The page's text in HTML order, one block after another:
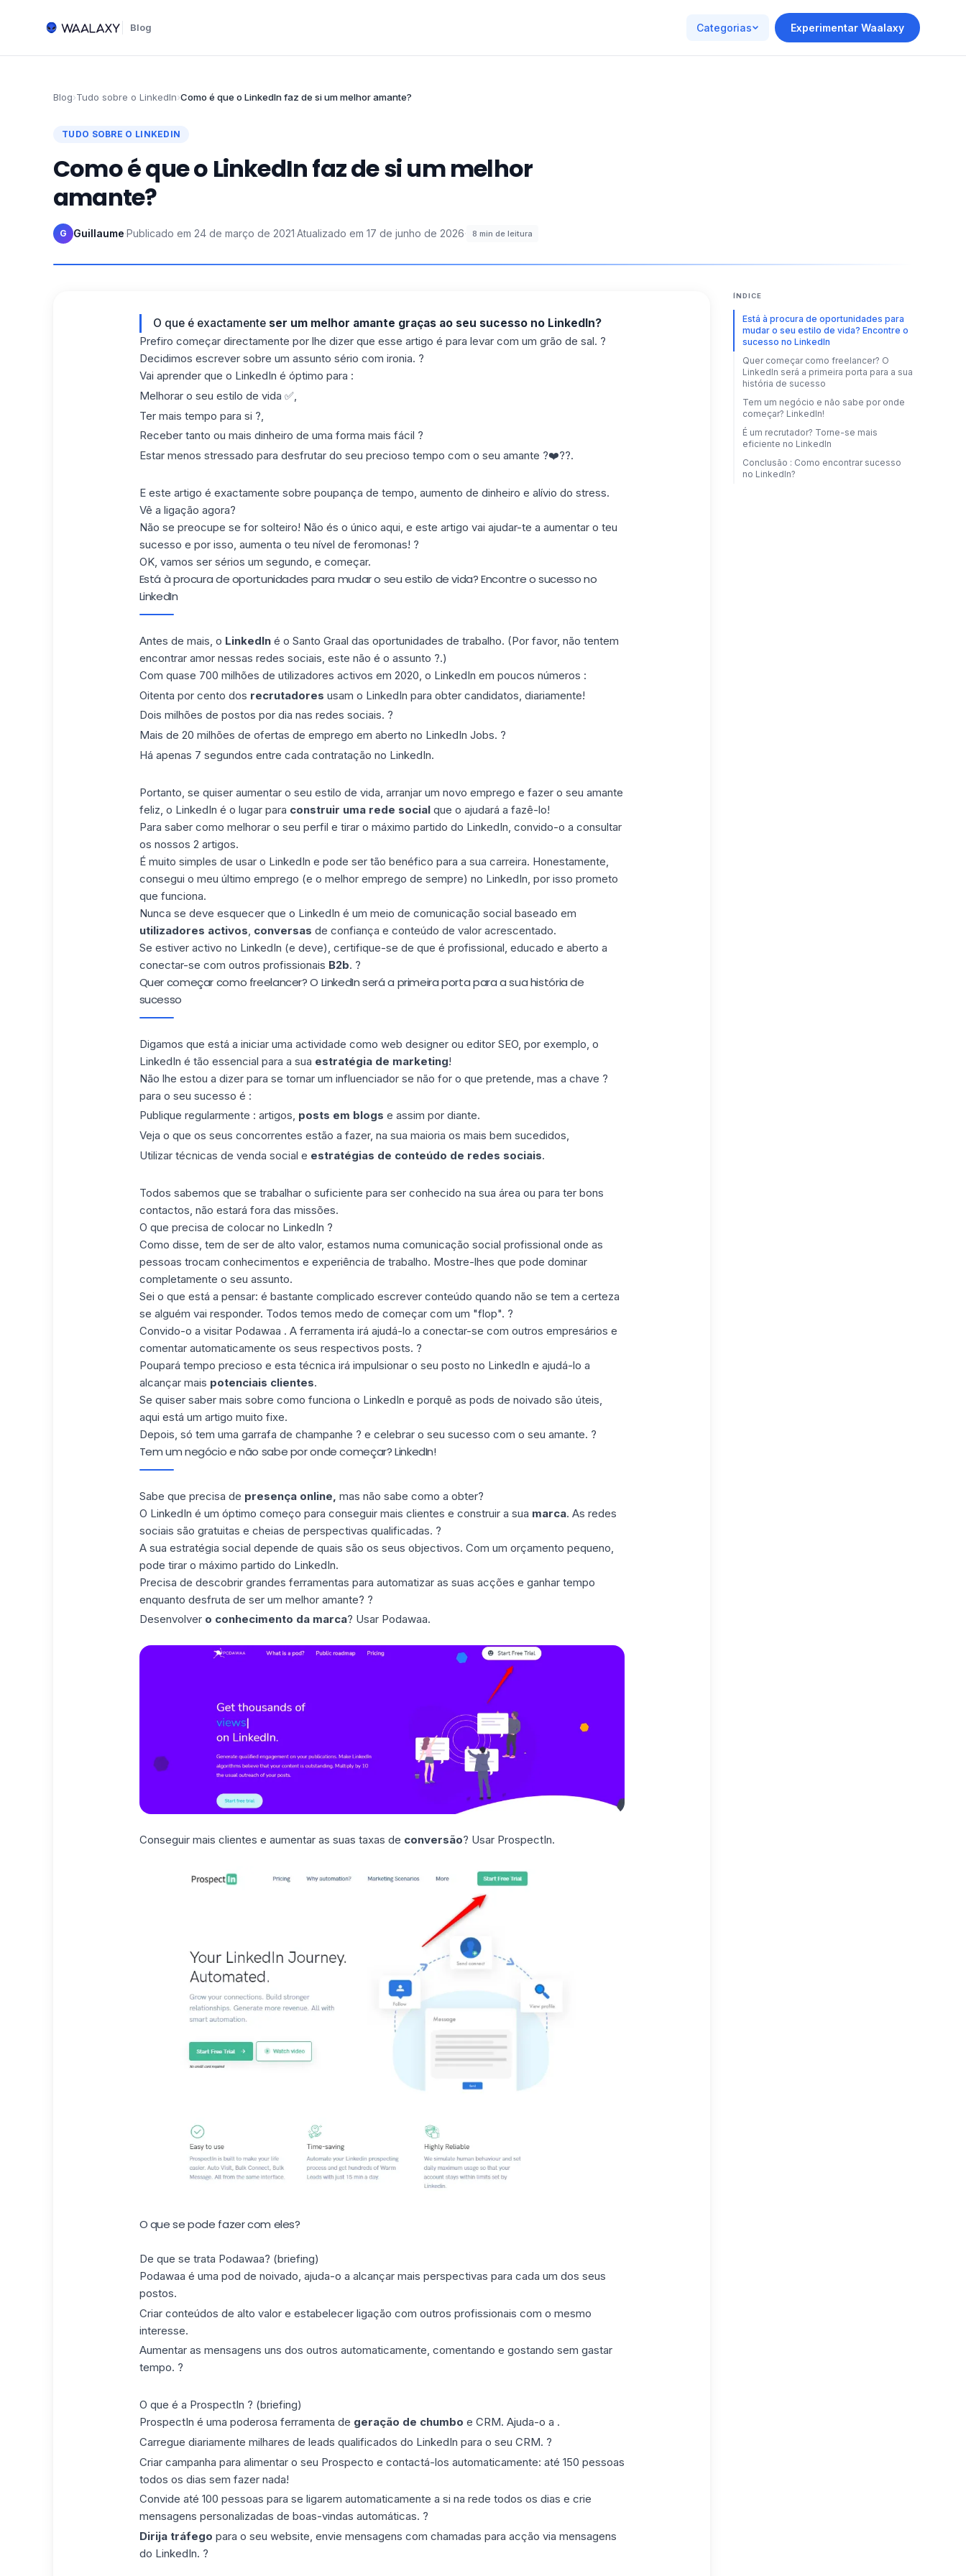
Blog Categorias Experimentar Waalaxy
Blog›Tudo sobre o LinkedIn›Como é que o LinkedIn faz de si um melhor amante?
TUDO SOBRE O LINKEDIN
Como é que o LinkedIn faz de si um melhor
amante?
G Guillaume·Publicado em 24 de março de 2021·Atualizado em 17 de junho de 2026· 8 min de leitura
O que é exactamente ser um melhor amante graças ao seu sucesso no LinkedIn?
Prefiro começar directamente por lhe dizer que esse artigo é para levar com um grão de sal. ?
Decidimos escrever sobre um assunto sério com ironia. ?
Vai aprender que o LinkedIn é óptimo para :
Melhorar o seu estilo de vida ✅,
Ter mais tempo para si ?,
Receber tanto ou mais dinheiro de uma forma mais fácil ?
Estar menos stressado para desfrutar do seu precioso tempo com o seu amante ?❤️??.
E este artigo é exactamente sobre poupança de tempo, aumento de dinheiro e alívio do stress.
Vê a ligação agora?
Não se preocupe se for solteiro! Não és o único aqui, e este artigo vai ajudar-te a aumentar o teu
sucesso e por isso, aumenta o teu nível de feromonas! ?
OK, vamos ser sérios um segundo, e começar.
Está à procura de oportunidades para mudar o seu estilo de vida? Encontre o sucesso no
LinkedIn
Antes de mais, o LinkedIné o Santo Graal das oportunidades de trabalho. (Por favor, não tentem
encontrar amor nessas redes sociais, este não é o assunto ?.)
Com quase 700 milhões de utilizadores activos em 2020, o LinkedIn em poucos números :
Oitenta por cento dos recrutadores usam o LinkedIn para obter candidatos, diariamente!
Dois milhões de postos por dia nas redes sociais. ?
Mais de 20 milhões de ofertas de emprego em aberto no LinkedIn Jobs. ?
Há apenas 7 segundos entre cada contratação no LinkedIn.
Portanto, se quiser aumentar o seu estilo de vida, arranjar um novo emprego e fazer o seu amante
feliz, o LinkedIn é o lugar para construir uma rede socialque o ajudará a fazê-lo!
Para saber como melhorar o seu perfil e tirar o máximo partido do LinkedIn , convido-o a consultar
os nossos 2 artigos.
É muito simples de usar o LinkedIn e pode ser tão benéfico para a sua carreira. Honestamente,
consegui o meu último emprego (e o melhor emprego de sempre) no LinkedIn, por isso prometo
que funciona.
Nunca se deve esquecer que o LinkedIn é um meio de comunicação social baseado em
utilizadores activos conversas de confiança e conteúdo de valor acrescentado.
Se estiver activo no LinkedIn (e deve), certifique-se de que é profissional, educado e aberto a
conectar-se com outros profissionais B2b. ?
Quer começar como freelancer? O LinkedIn será a primeira porta para a sua história de
sucesso
Digamos que está a iniciar uma actividade como web designer ou editor SEO, por exemplo, o
LinkedIn é tão essencial para a sua estratégia de marketing!
Não lhe estou a dizer para se tornar um influenciador se não for o que pretende, mas a chave ?
para o seu sucesso é :
Publique regularmente : artigos, posts em blogs e assim por diante.
Veja o que os seus concorrentes estão a fazer, na sua maioria os mais bem sucedidos,
Utilizar técnicas de venda social e estratégias de conteúdo de redes sociais.
Todos sabemos que se trabalhar o suficiente para ser conhecido na sua área ou para ter bons
contactos, não estará fora das missões.
O que precisa de colocar no LinkedIn ?
Como disse, tem de ser de alto valor, estamos numa comunicação social profissional onde as
pessoas trocam conhecimentos e experiência de trabalho. Mostre-lhes que pode dominar
completamente o seu assunto.
Sei o que está a pensar: é bastante complicado escrever conteúdo quando não se tem a certeza
se alguém vai responder. Todos temos medo de começar com um "flop". ?
Convido-o a visitarPodawaa . A ferramenta irá ajudá-lo a conectar-se com outros empresários e
comentar automaticamente os seus respectivos posts. ?
Poupará tempo precioso e esta técnica irá impulsionar o seu posto no LinkedIn e ajudá-lo a
alcançar mais potenciais clientes.
Se quiser saber mais sobre como funciona o LinkedIn e porquê as pods de noivado são úteis,
aqui está um artigo muito fixe.
Depois, só tem uma garrafa de champanhe ? e celebrar o seu sucesso com o seu amante. ?
Tem um negócio e não sabe por onde começar? LinkedIn!
Sabe que precisa de presença online, mas não sabe como a obter?
O LinkedIn é um óptimo começo para conseguir mais clientes e construir a sua marca. As redes
sociais são gratuitas e cheias de perspectivas qualificadas. ?
A sua estratégia social depende de quais são os seus objectivos. Com um orçamento pequeno,
pode tirar o máximo partido do LinkedIn.
Precisa de descobrir grandes ferramentas para automatizar as suas acções e ganhar tempo
enquanto desfruta de ser um melhor amante? ?
Desenvolver o conhecimento da marca? Usar Podawaa.
Conseguir mais clientes e aumentar as suas taxas de conversão? Usar ProspectIn.
O que se pode fazer com eles?
De que se trata Podawaa? (briefing)
Podawaa é uma pod de noivado, ajuda-o a alcançar mais perspectivas para cada um dos seus
postos.
Criar conteúdos de alto valor e estabelecer ligação com outros profissionais com o mesmo
interesse.
Aumentar as mensagens uns dos outros automaticamente, comentando e gostando sem gastar
tempo. ?
O que é a ProspectIn ? (briefing)
ProspectIn é uma poderosa ferramenta de geração de chumbo e CRM. Ajuda-o a .
Carregue diariamente milhares de leads qualificados do LinkedIn para o seu CRM. ?
Criar campanha para alimentar o seu Prospecto e contactá-los automaticamente: até 150 pessoas
todos os dias sem fazer nada!
Convide até 100 pessoas para se ligarem automaticamente a si na rede todos os dias e crie
mensagens personalizadas de boas-vindas automáticas. ?
Dirija tráfego para o seu website, envie mensagens com chamadas para acção via mensagens
do LinkedIn. ?
ÍNDICE
Está à procura de oportunidades para
mudar o seu estilo de vida? Encontre o
sucesso no LinkedIn
Quer começar como freelancer? O
LinkedIn será a primeira porta para a sua
história de sucesso
Tem um negócio e não sabe por onde
começar? LinkedIn!
É um recrutador? Torne-se mais
eficiente no LinkedIn
Conclusão : Como encontrar sucesso
no LinkedIn?